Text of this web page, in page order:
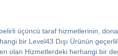
üçüncü taraf hizmetlerinin,
bir Level43 Dışı Ürünün
olan Hizmetlerdeki herhangi bir